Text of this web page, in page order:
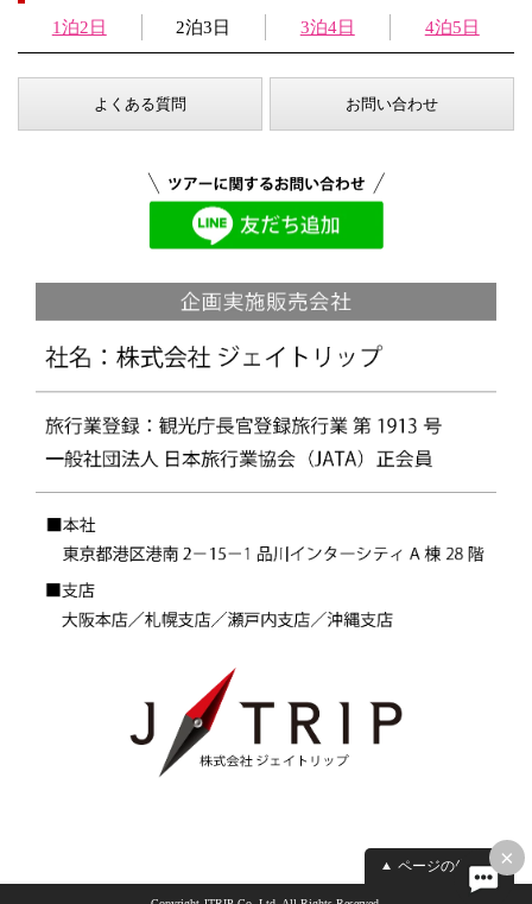
1泊2日 2泊3日 3泊4日 4泊5日
よくある質問 お問い合わせ
×
ページの先頭へ